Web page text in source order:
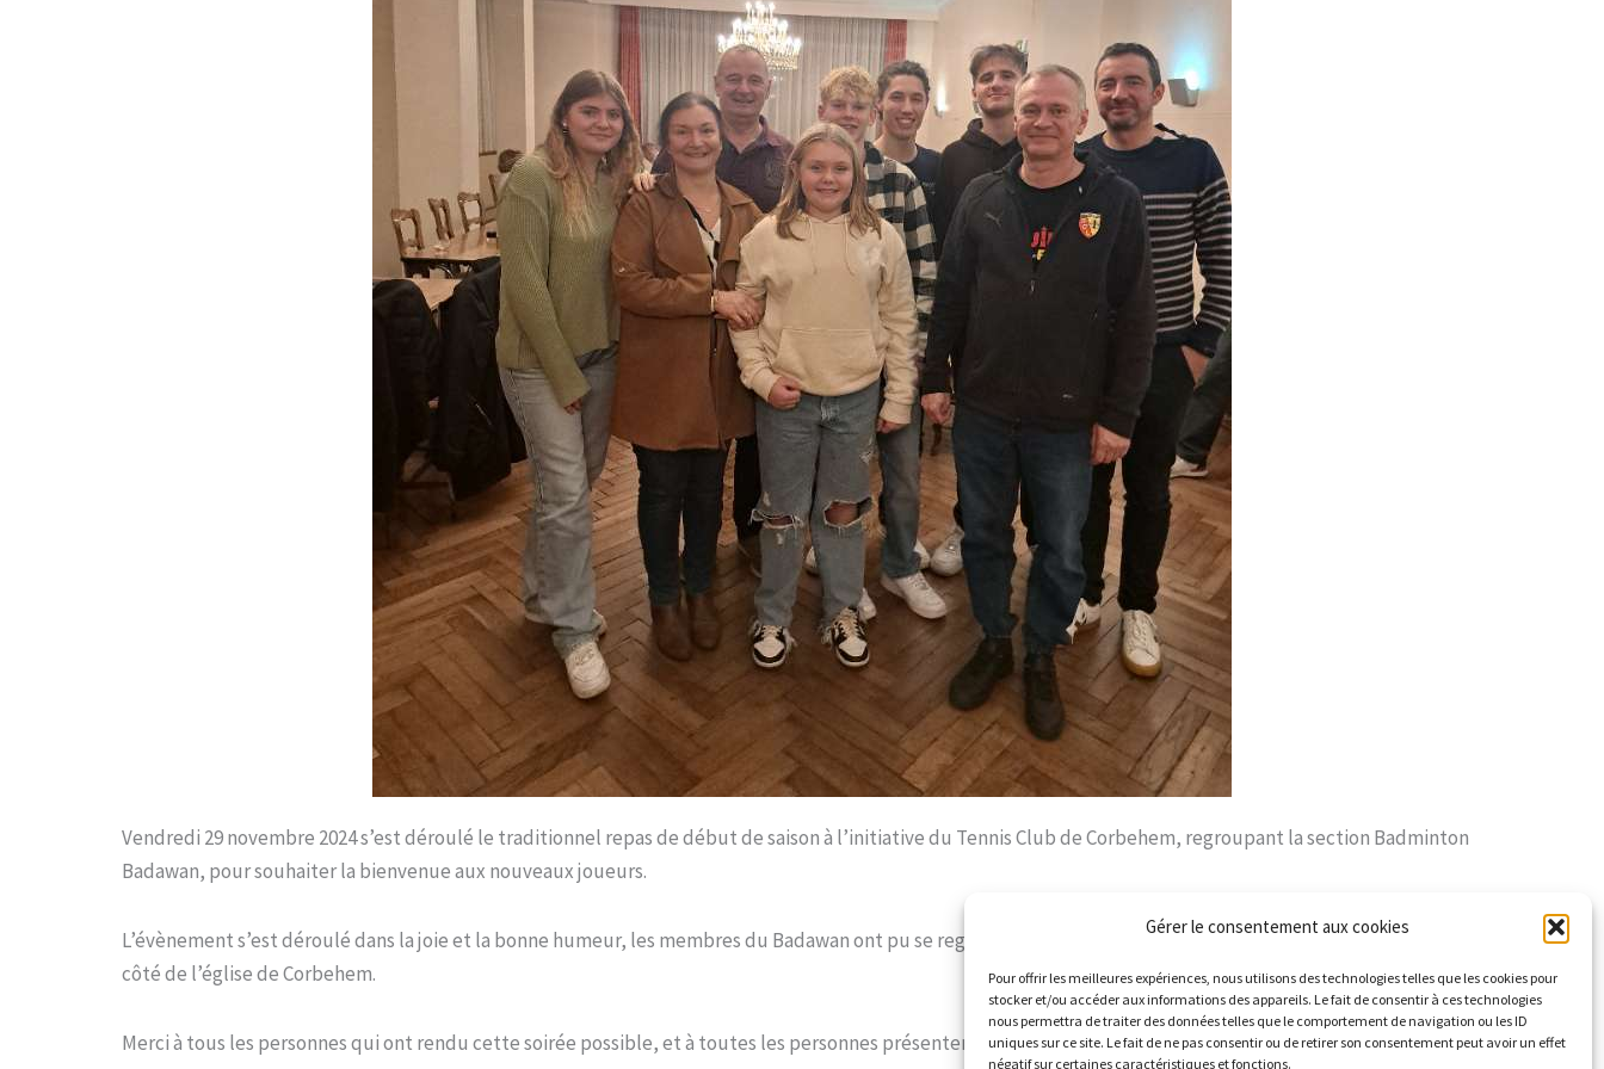
Gérer le consentement aux cookies
Pour offrir les meilleures expériences, nous utilisons des technologies telles que les cookies pour
stocker et/ou accéder aux informations des appareils. Le fait de consentir à ces technologies
nous permettra de traiter des données telles que le comportement de navigation ou les ID
uniques sur ce site. Le fait de ne pas consentir ou de retirer son consentement peut avoir un effet
négatif sur certaines caractéristiques et fonctions.
Vendredi 29 novembre 2024 s’est déroulé le traditionnel repas de début de saison à l’initiative du Tennis Club de Corbehem, regroupant la section Badminton
Badawan, pour souhaiter la bienvenue aux nouveaux joueurs.
L’évènement s’est déroulé dans la joie et la bonne humeur, les membres du Badawan ont pu se regrouper et passer une agréable soirée au foyer Concorde à
côté de l’église de Corbehem.
Merci à tous les personnes qui ont rendu cette soirée possible, et à toutes les personnes présentent pour l’occasion !